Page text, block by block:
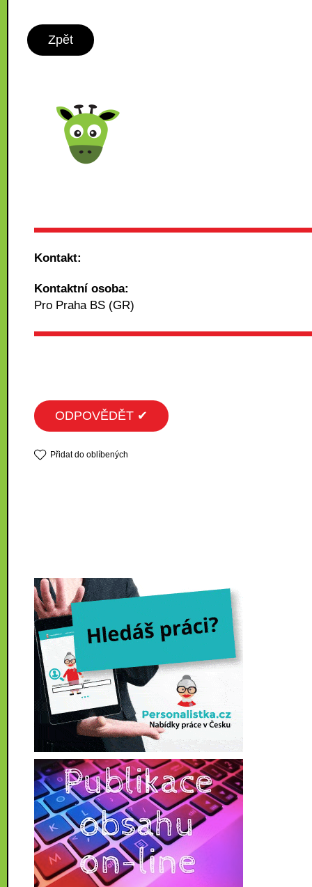
Zpět
Kontakt:
Kontaktní osoba:
Pro Praha BS (GR)
ODPOVĚDĚT ✔
Přidat do oblíbených